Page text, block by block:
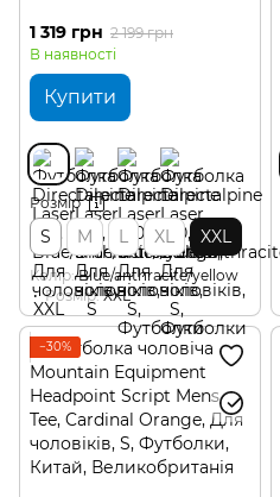
1 319 грн 2 199 грн
В наявності
Купити
Розмір
S M L XL XXL
Колір Blue/anthracite/yellow
Розмір XXL
−30%